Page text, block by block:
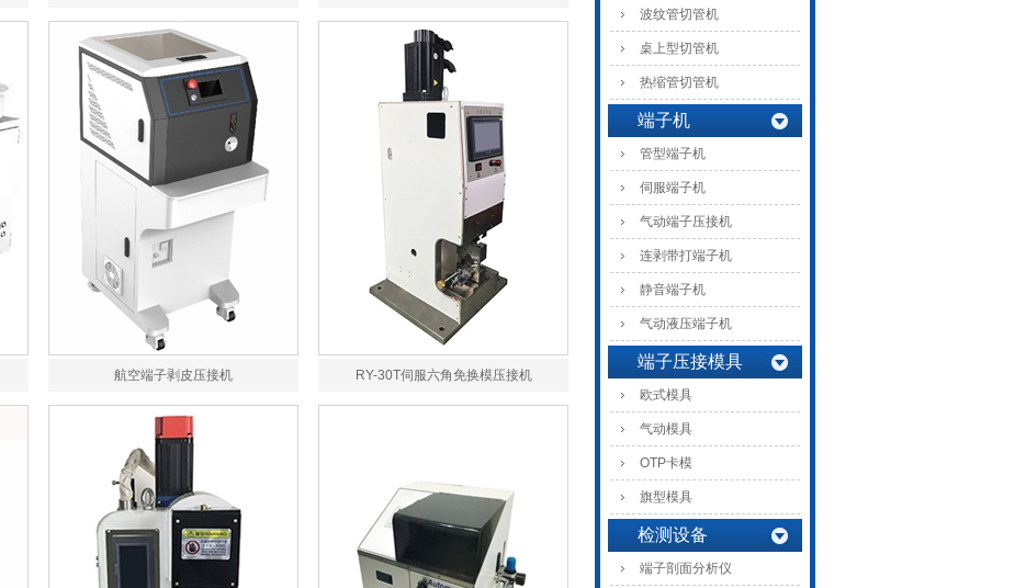
航空端子剥皮压接机 RY-30T伺服六角免换模压接机
波纹管切管机
桌上型切管机
热缩管切管机
端子机
管型端子机
伺服端子机
气动端子压接机
连剥带打端子机
静音端子机
气动液压端子机
端子压接模具
欧式模具
气动模具
OTP卡模
旗型模具
检测设备
端子剖面分析仪